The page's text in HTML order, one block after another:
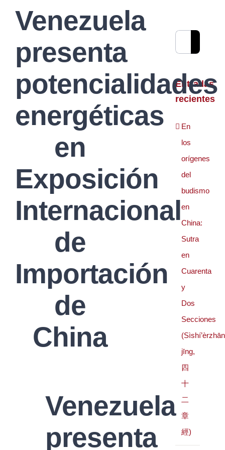
Venezuela
presenta
potencialidades
energéticas
en
Exposición
Internacional
de
Importación
de
China
Venezuela
presenta
Entradas
recientes
En
los
orígenes
del
budismo
en
China:
Sutra
en
Cuarenta
y
Dos
Secciones
jīng,
四
十
二
章
經)